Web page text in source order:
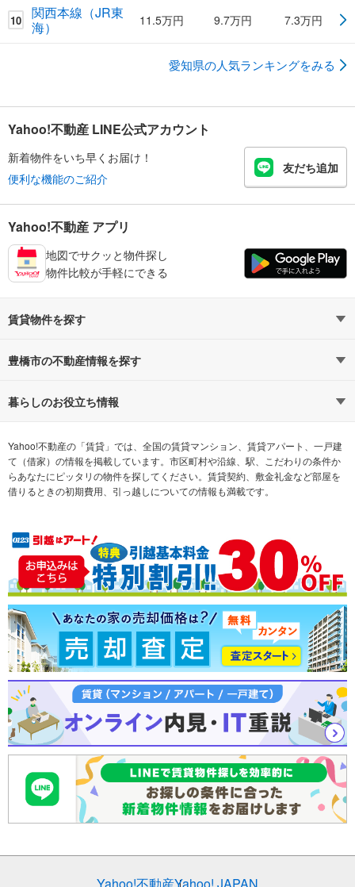
10
関西本線（JR東
海）
11.5万円 9.7万円 7.3万円
愛知県の人気ランキングをみる
Yahoo!不動産 LINE公式アカウント
新着物件をいち早くお届け！
便利な機能のご紹介
友だち追加
Yahoo!不動産 アプリ
地図でサクッと物件探し
物件比較が手軽にできる
賃貸物件を探す
路線・駅から探す
通勤時間から探す
不動産会社から探す 希望の条件から探す
テーマから探す ランキングから探す
豊橋市の不動産情報を探す
不動産・住宅
新築マンション 中古マンション
新築一戸建て 中古一戸建て
売却査定
暮らしのお役立ち情報
マンションカタログ 教えて！住まいの先生
Yahoo!不動産の「賃貸」では、全国の賃貸マンション、賃貸アパート、一戸建
て（借家）の情報を掲載しています。市区町村や沿線、駅、こだわりの条件か
らあなたにピッタリの物件を探してください。賃貸契約、敷金礼金など部屋を
借りるときの初期費用、引っ越しについての情報も満載です。